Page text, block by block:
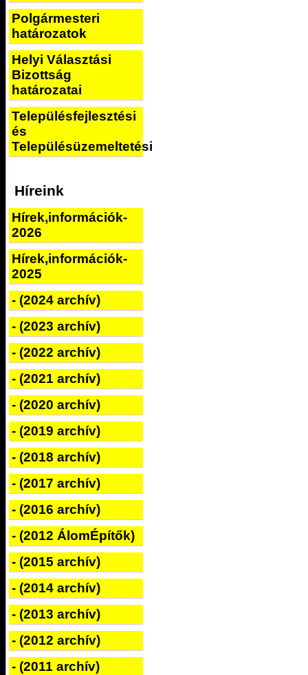
Polgármesteri
határozatok
Helyi Választási
Bizottság
határozatai
Településfejlesztési
és
Településüzemeltetési
Híreink
Hírek,információk-
2026
Hírek,információk-
2025
- (2024 archív)
- (2023 archív)
- (2022 archív)
- (2021 archív)
- (2020 archív)
- (2019 archív)
- (2018 archív)
- (2017 archív)
- (2016 archív)
- (2012 ÁlomÉpítők)
- (2015 archív)
- (2014 archív)
- (2013 archív)
- (2012 archív)
- (2011 archív)